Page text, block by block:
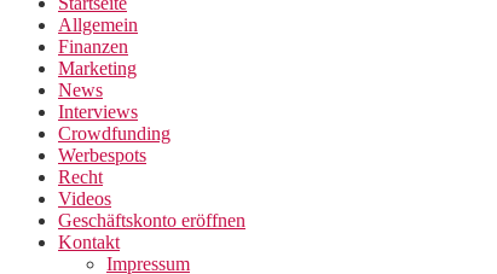
Allgemein
Finanzen
Marketing
News
Interviews
Crowdfunding
Werbespots
Recht
Videos
Geschäftskonto eröffnen
Kontakt
Impressum